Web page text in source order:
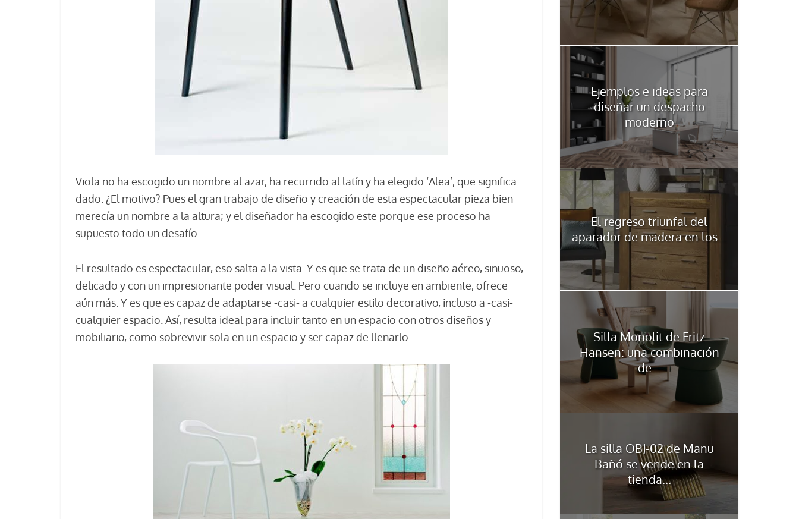
Viola no ha escogido un nombre al azar, ha recurrido al latín y ha elegido ‘Alea’, que significa
dado. ¿El motivo? Pues el gran trabajo de diseño y creación de esta espectacular pieza bien
merecía un nombre a la altura; y el diseñador ha escogido este porque ese proceso ha
supuesto todo un desafío.
El resultado es espectacular, eso salta a la vista. Y es que se trata de un diseño aéreo, sinuoso,
delicado y con un impresionante poder visual. Pero cuando se incluye en ambiente, ofrece
aún más. Y es que es capaz de adaptarse -casi- a cualquier estilo decorativo, incluso a -casi-
cualquier espacio. Así, resulta ideal para incluir tanto en un espacio con otros diseños y
mobiliario, como sobrevivir sola en un espacio y ser capaz de llenarlo.
Ejemplos e ideas para
diseñar un despacho
moderno
El regreso triunfal del
aparador de madera en los...
Silla Monolit de Fritz
Hansen: una combinación
de...
La silla OBJ-02 de Manu
Bañó se vende en la
tienda...